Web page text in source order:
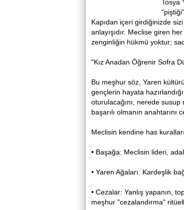
Tosya
Kapıdan içeri girdiğinizde sizi
anlayışıdır. Meclise giren
zenginliğin hükmü yoktur;
"Kız Anadan Öğrenir Sofra
Bu meşhur söz, Yaren
gençlerin hayata
oturulacağını, nerede susup
başarılı olmanın anahtarını
Meclisin kendine has
• Başağa: Meclisin lideri,
• Yaren Ağaları: Kardeşlik
• Cezalar: Yanlış yapanın,
meşhur "cezalandırma"